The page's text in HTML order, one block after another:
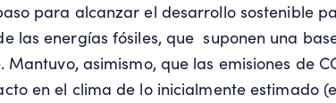
para alcanzar el desarrollo sostenible
las energías fósiles, que suponen una
Mantuvo, asimismo, que las emisiones de
en el clima de lo inicialmente estimado